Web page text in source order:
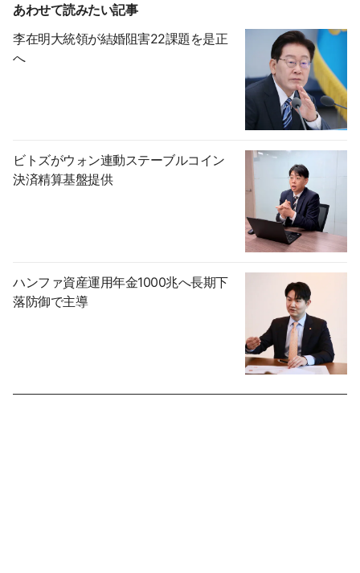
あわせて読みたい記事
李在明大統領が結婚阻害22課題を是正
へ
ビトズがウォン連動ステーブルコイン
決済精算基盤提供
ハンファ資産運用年金1000兆へ長期下
落防御で主導